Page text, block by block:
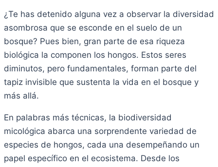
¿Te has detenido alguna vez a observar la diversidad
asombrosa que se esconde en el suelo de un
bosque? Pues bien, gran parte de esa riqueza
biológica la componen los hongos. Estos seres
diminutos, pero fundamentales, forman parte del
tapiz invisible que sustenta la vida en el bosque y
más allá.
En palabras más técnicas, la biodiversidad
micológica abarca una sorprendente variedad de
especies de hongos, cada una desempeñando un
papel específico en el ecosistema. Desde los